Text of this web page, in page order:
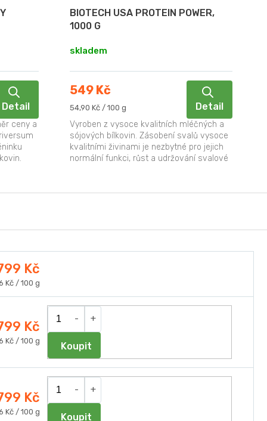
Detail
ceny a
BIOTECH USA PROTEIN POWER,
1000 G
skladem
549 Kč
Měrná
54,90 Kč / 100 g Detail
Vyroben z vysoce kvalitních mléčných a
sójových bílkovin. Zásobení svalů vysoce
kvalitními živinami je nezbytné pro jejich
normální funkci, růst a udržování svalové
Kč
Kč / 100 g
Kč
Kč / 100 g Do košíku
Kč
Kč / 100 g Do košíku